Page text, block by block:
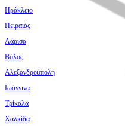
Ηράκλειο
Πειραιάς
Λάρισα
Βόλος
Αλεξανδρούπολη
Ιωάννινα
Τρίκαλα
Χαλκίδα